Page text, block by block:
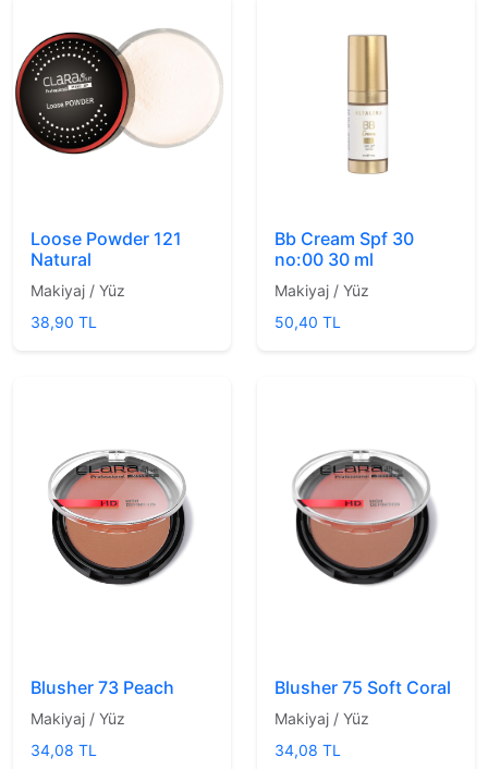
Loose Powder 121
Natural
Makiyaj / Yüz
38,90 TL
Bb Cream Spf 30
no:00 30 ml
Makiyaj / Yüz
50,40 TL
Blusher 73 Peach
Makiyaj / Yüz
34,08 TL
Blusher 75 Soft Coral
Makiyaj / Yüz
34,08 TL